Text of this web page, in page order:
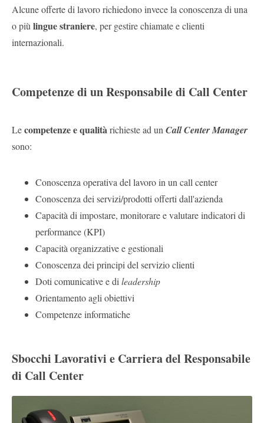
Alcune offerte di lavoro richiedono invece la conoscenza di una
o più lingue straniere, per gestire chiamate e clienti
internazionali.
Competenze di un Responsabile di Call Center
Lecompetenze e qualità richieste ad un Call Center Manager
sono:
Conoscenza operativa del lavoro in un call center
Conoscenza dei servizi/prodotti offerti dall'azienda
Capacità di impostare, monitorare e valutare indicatori di
performance (KPI)
Capacità organizzative e gestionali
Conoscenza dei principi del servizio clienti
Doti comunicative e di leadership
Orientamento agli obiettivi
Competenze informatiche
Sbocchi Lavorativi e Carriera del Responsabile
di Call Center